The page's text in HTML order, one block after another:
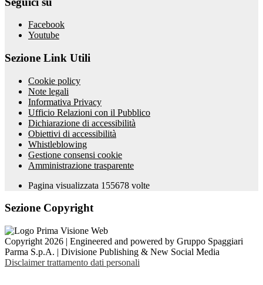
Facebook
Youtube
Sezione Link Utili
Cookie policy
Note legali
Informativa Privacy
Ufficio Relazioni con il Pubblico
Dichiarazione di accessibilità
Obiettivi di accessibilità
Whistleblowing
Gestione consensi cookie
Amministrazione trasparente
Pagina visualizzata 155678 volte
Sezione Copyright
Copyright 2026 | Engineered and powered by Gruppo Spaggiari
Parma S.p.A. | Divisione Publishing & New Social Media
Disclaimer trattamento dati personali